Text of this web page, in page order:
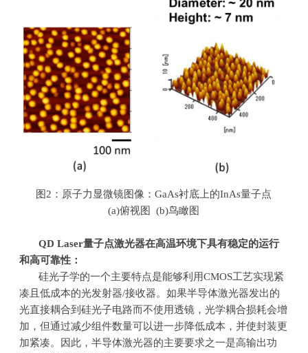
图2 ：原子力显微镜图像：GaAs衬底上的InAs量子点
(a)俯视图
(b)鸟瞰图
QD Laser量子点激光器在高温环境下具有稳定的运行
和高可靠性：
硅光子学的一个主要特点是能够利用CMOS工艺实现紧
凑且低成本的光发射器/接收器。如果半导体激光器发出的
光直接耦合到硅光子电路而不使用透镜，光学耦合损耗会增
加，但通过减少组件数量可以进一步降低成本，并使封装更
加紧凑。因此，半导体激光器的主要要求之一是高输出功